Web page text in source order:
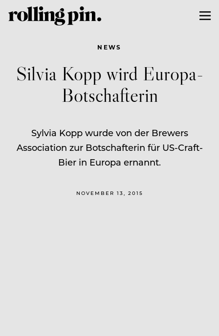
NEWS
Silvia Kopp wird Europa-
Botschafterin
Sylvia Kopp wurde von der Brewers
Association zur Botschafterin für US-Craft-
Bier in Europa ernannt.
NOVEMBER 13, 2015